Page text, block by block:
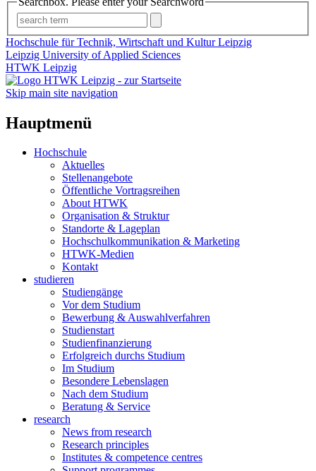
Hochschule für Technik, Wirtschaft und Kultur Leipzig
Leipzig University of Applied Sciences
HTWK Leipzig
Skip main site navigation
Hauptmenü
Hochschule
Aktuelles
Stellenangebote
Öffentliche Vortragsreihen
About HTWK
Organisation & Struktur
Standorte & Lageplan
Hochschulkommunikation & Marketing
HTWK-Medien
Kontakt
studieren
Studiengänge
Vor dem Studium
Bewerbung & Auswahlverfahren
Studienstart
Studienfinanzierung
Erfolgreich durchs Studium
Im Studium
Besondere Lebenslagen
Nach dem Studium
Beratung & Service
research
News from research
Research principles
Institutes & competence centres